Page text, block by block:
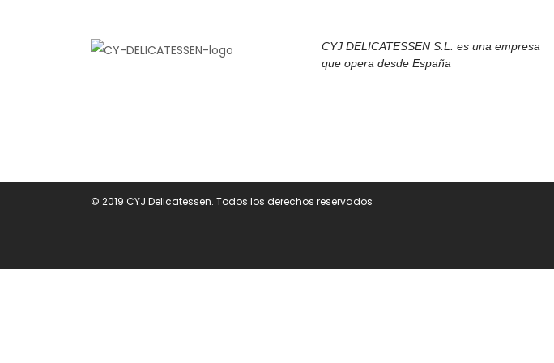
CYJ DELICATESSEN S.L. es una empresa
que opera desde España
© 2019 CYJ Delicatessen. Todos los derechos reservados